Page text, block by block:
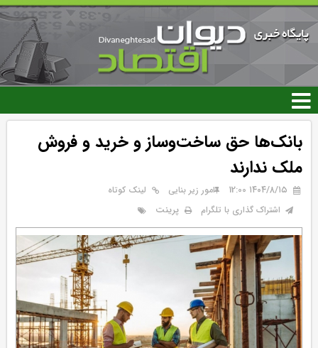
رفتن
محتوای
اصلی
بانک‌ها حق ساخت‌وساز و خرید و فروش
ملک ندارند
۱۴۰۴/۸/۱۵ 12:00 امور زیر بنایی
لینک کوتاه
اشتراک گذاری با تلگرام
پرینت